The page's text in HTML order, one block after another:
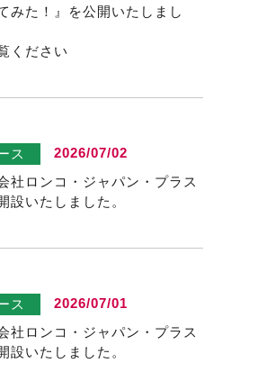
みた！』を公開いたしまし
ください
ス
2026/07/02
ロンコ・ジャパン・プラス
設いたしました。
ス
2026/07/01
ロンコ・ジャパン・プラス
設いたしました。